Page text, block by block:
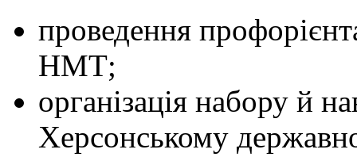
проведення
НМТ;
організація набору й
Херсонському